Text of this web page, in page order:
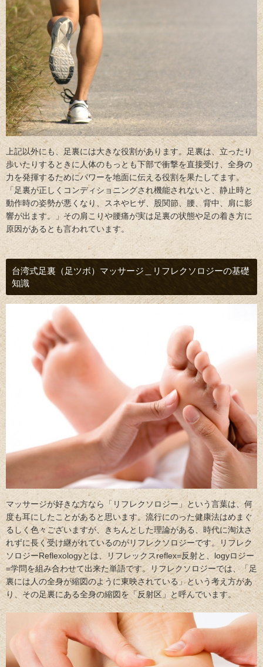
上記以外にも、足裏には大きな役割があります。足裏は、立ったり
歩いたりするときに人体のもっとも下部で衝撃を直接受け、全身の
力を発揮するためにパワーを地面に伝える役割を果たしてます。
「足裏が正しくコンディショニングされ機能されないと、静止時と
動作時の姿勢が悪くなり、スネやヒザ、股関節、腰、背中、肩に影
響が出ます。」その肩こりや腰痛が実は足裏の状態や足の着き方に
原因があるとも言われています。
台湾式足裏（足ツボ）マッサージ＿リフレクソロジーの基礎
知識
マッサージが好きな方なら「リフレクソロジー」という言葉は、何
度も耳にしたことがあると思います。流行にのった健康法はめまぐ
るしく色々ございますが、きちんとした理論がある、時代に淘汰さ
れずに長く受け継がれているのがリフレクソロジーです。リフレク
ソロジーReflexologyとは、リフレックスreflex=反射と、logyロジー
=学問を組み合わせて出来た単語です。リフレクソロジーでは、「足
裏には人の全身が縮図のように東映されている」という考え方があ
り、その足裏にある全身の縮図を「反射区」と呼んでいます。